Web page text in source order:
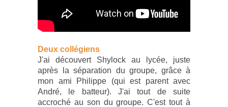
Deux collégiens
J'ai découvert Shylock au lycée, juste
après la séparation du groupe, grâce à
mon ami Philippe (qui est parent avec
André, le batteur). J'ai tout de suite
accroché au son du groupe. C'est tout à